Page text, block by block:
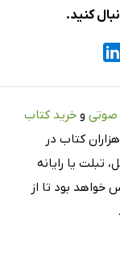
کنید.
صوتی و خرید کتاب
کتاب در
تبلت یا رایانه
خواهد بود تا از